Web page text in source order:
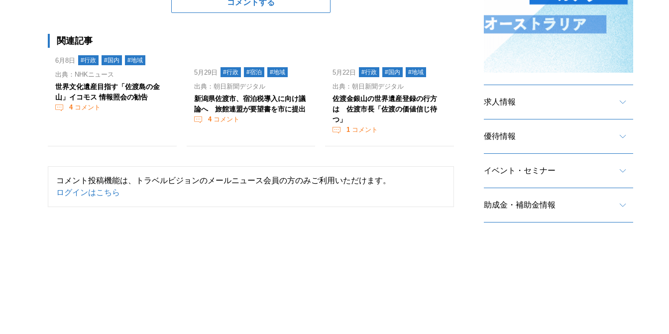
コメントする
関連記事
6月8日 #行政 #国内 #地域
出典：NHKニュース
世界文化遺産目指す「佐渡島の金
山」イコモス 情報照会の勧告
4コメント
5月29日 #行政 #宿泊 #地域
出典：朝日新聞デジタル
新潟県佐渡市、宿泊税導入に向け議
論へ 旅館連盟が要望書を市に提出
4コメント
5月22日 #行政 #国内 #地域
出典：朝日新聞デジタル
佐渡金銀山の世界遺産登録の行方
は 佐渡市長「佐渡の価値信じ待
つ」
1 コメント
コメント投稿機能は、トラベルビジョンのメールニュース会員の方のみご利用いただけます。
ログインはこちら
求人情報
優待情報
イベント・セミナー
助成金・補助金情報